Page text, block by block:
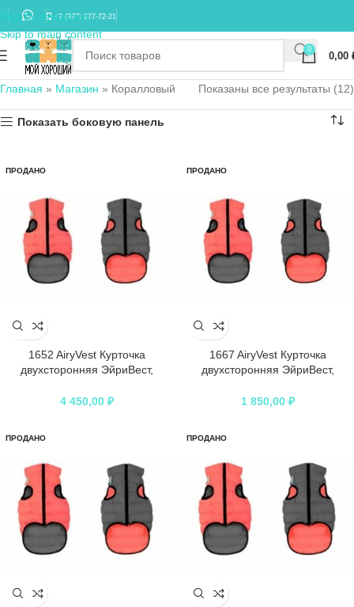
Skip to navigation
Skip to main content
+7 (977) 677-72-21
0
0,00
Главная » Магазин » Коралловый Показаны все результаты (12)
Показать боковую панель
ПРОДАНО
1652 AiryVest Курточка
двухсторонняя ЭйриВест,
4 450,00 ₽
ПРОДАНО
1667 AiryVest Курточка
двухсторонняя ЭйриВест,
1 850,00 ₽
ПРОДАНО ПРОДАНО